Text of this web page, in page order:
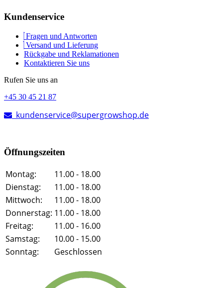
Kundenservice
Fragen und Antworten
Versand und Lieferung
Rückgabe und Reklamationen
Kontaktieren Sie uns
Rufen Sie uns an
+45 30 45 21 87
kundenservice@supergrowshop.de
Öffnungszeiten
Montag:
11.00 - 18.00
Dienstag:
11.00 - 18.00
Mittwoch:
11.00 - 18.00
Donnerstag: 11.00 - 18.00
Freitag:
11.00 - 16.00
Samstag:
10.00 - 15.00
Sonntag:
Geschlossen